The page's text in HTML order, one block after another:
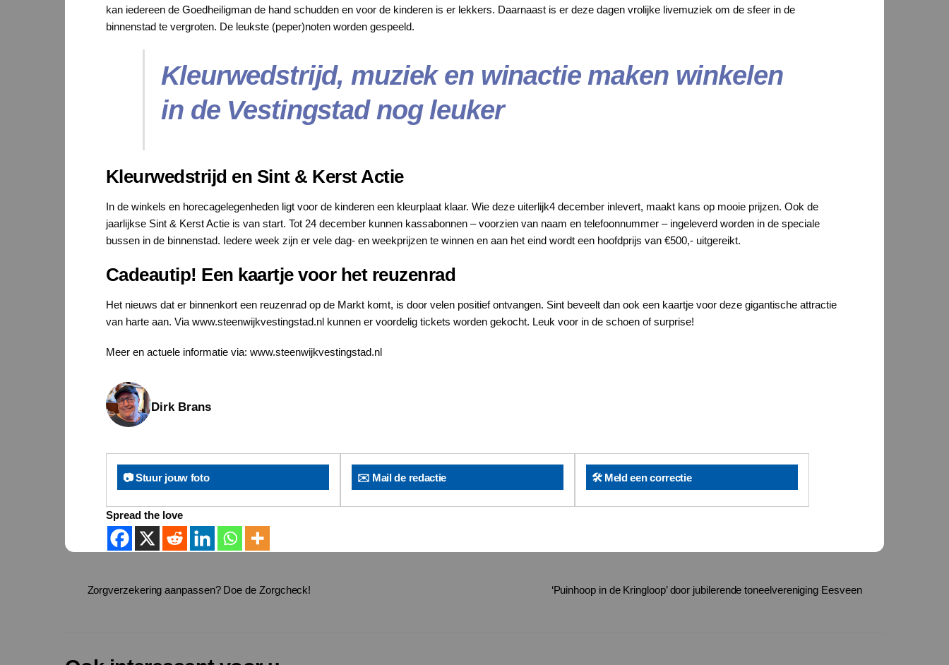
kan iedereen de Goedheiligman de hand schudden en voor de kinderen is er lekkers. Daarnaast is er deze dagen vrolijke livemuziek om de sfeer in de
binnenstad te vergroten. De leukste (peper)noten worden gespeeld.
Kleurwedstrijd, muziek en winactie maken winkelen
in de Vestingstad nog leuker
Kleurwedstrijd en Sint & Kerst Actie
In de winkels en horecagelegenheden ligt voor de kinderen een kleurplaat klaar. Wie deze uiterlijk4 december inlevert, maakt kans op mooie prijzen. Ook de
jaarlijkse Sint & Kerst Actie is van start. Tot 24 december kunnen kassabonnen – voorzien van naam en telefoonnummer – ingeleverd worden in de speciale
bussen in de binnenstad. Iedere week zijn er vele dag- en weekprijzen te winnen en aan het eind wordt een hoofdprijs van €500,- uitgereikt.
Cadeautip! Een kaartje voor het reuzenrad
Het nieuws dat er binnenkort een reuzenrad op de Markt komt, is door velen positief ontvangen. Sint beveelt dan ook een kaartje voor deze gigantische attractie
van harte aan. Via www.steenwijkvestingstad.nl kunnen er voordelig tickets worden gekocht. Leuk voor in de schoen of surprise!
Meer en actuele informatie via: www.steenwijkvestingstad.nl
Dirk Brans
📷 Stuur jouw foto ✉️ Mail de redactie 🛠️ Meld een correctie
Spread the love
Zorgverzekering aanpassen? Doe de Zorgcheck! ‘Puinhoop in de Kringloop’ door jubilerende toneelvereniging Eesveen